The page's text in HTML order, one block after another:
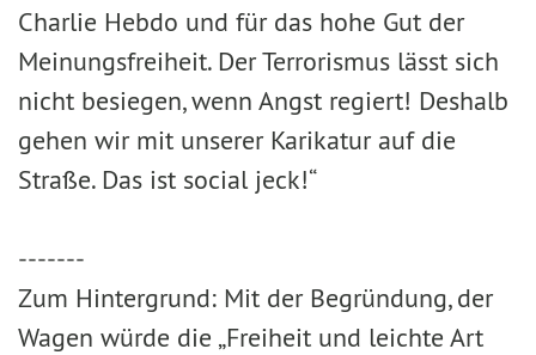
Charlie Hebdo und für das hohe Gut der
Meinungsfreiheit. Der Terrorismus lässt sich
nicht besiegen, wenn Angst regiert! Deshalb
gehen wir mit unserer Karikatur auf die
Straße. Das ist social jeck!“
-------
Zum Hintergrund: Mit der Begründung, der
Wagen würde die „Freiheit und leichte Art